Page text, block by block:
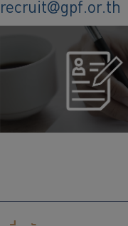
recruit@gpf.or.th